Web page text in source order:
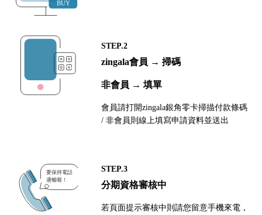
STEP.2
zingala會員 → 掃碼
非會員 → 填單
會員請打開zingala銀角零卡掃描付款條碼
/ 非會員則線上填寫申請資料並送出
STEP.3
分期資格審核中
若頁面提示審核中則請您留意手機來電，